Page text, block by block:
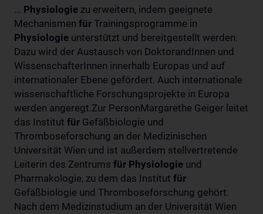
... Physiologie zu erweitern, indem geeignete
Mechanismen für Trainingsprogramme in
Physiologie unterstützt und bereitgestellt werden.
Dazu wird der Austausch von DoktorandInnen und
WissenschafterInnen innerhalb Europas und auf
internationaler Ebene gefördert. Auch internationale
wissenschaftliche Forschungsprojekte in Europa
werden angeregt.Zur PersonMargarethe Geiger leitet
das Institut für Gefäßbiologie und
Thromboseforschung an der Medizinischen
Universität Wien und ist außerdem stellvertretende
Leiterin des Zentrums für Physiologie und
Pharmakologie, zu dem das Institut für
Gefäßbiologie und Thromboseforschung gehört.
Nach dem Medizinstudium an der Universität Wien